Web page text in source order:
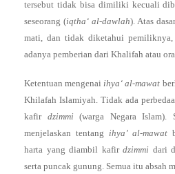
tersebut tidak bisa dimiliki kecuali
seseorang (iqtha‘ al-dawlah). Atas
mati, dan tidak diketahui
adanya pemberian dari Khalifah atau
Ketentuan mengenaiihya‘ al-mawat
Khilafah Islamiyah. Tidak ada
kafir dzimmi (warga Negara Islam).
menjelaskan tentang ihya’ al-mawat
harta yang diambil kafirdzimmi dari
serta puncak gunung. Semua itu